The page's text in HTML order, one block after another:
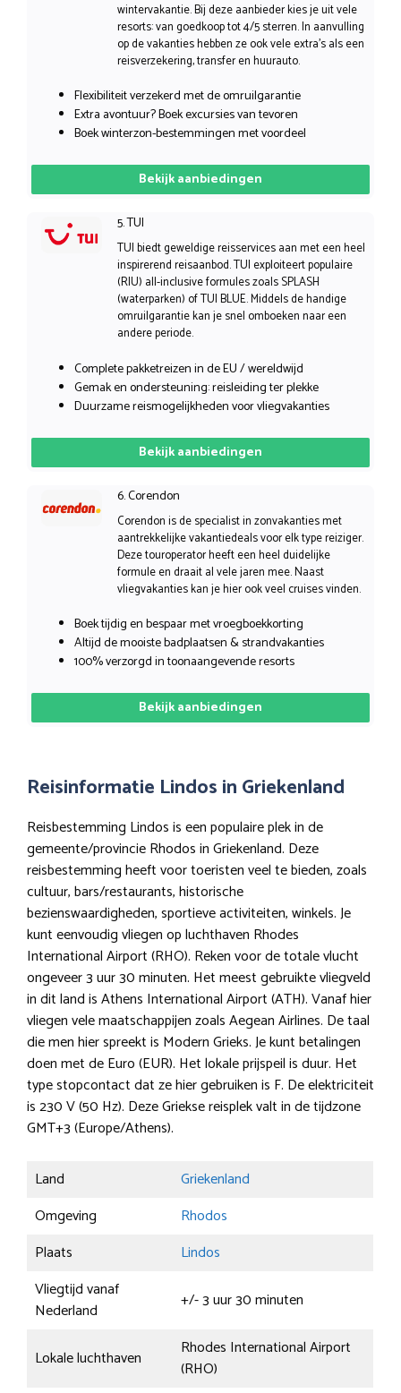
wintervakantie. Bij deze aanbieder kies je uit vele
resorts: van goedkoop tot 4/5 sterren. In aanvulling
op de vakanties hebben ze ook vele extra’s als een
reisverzekering, transfer en huurauto.
Flexibiliteit verzekerd met de omruilgarantie
Extra avontuur? Boek excursies van tevoren
Boek winterzon-bestemmingen met voordeel
Bekijk aanbiedingen
5. TUI
TUI biedt geweldige reisservices aan met een heel
inspirerend reisaanbod. TUI exploiteert populaire
(RIU) all-inclusive formules zoals SPLASH
(waterparken) of TUI BLUE. Middels de handige
omruilgarantie kan je snel omboeken naar een
andere periode.
Complete pakketreizen in de EU / wereldwijd
Gemak en ondersteuning: reisleiding ter plekke
Duurzame reismogelijkheden voor vliegvakanties
Bekijk aanbiedingen
6. Corendon
Corendon is de specialist in zonvakanties met
aantrekkelijke vakantiedeals voor elk type reiziger.
Deze touroperator heeft een heel duidelijke
formule en draait al vele jaren mee. Naast
vliegvakanties kan je hier ook veel cruises vinden.
Boek tijdig en bespaar met vroegboekkorting
Altijd de mooiste badplaatsen & strandvakanties
100% verzorgd in toonaangevende resorts
Bekijk aanbiedingen
Reisinformatie Lindos in Griekenland
Reisbestemming Lindos is een populaire plek in de
gemeente/provincie Rhodos in Griekenland. Deze
reisbestemming heeft voor toeristen veel te bieden, zoals
cultuur, bars/restaurants, historische
bezienswaardigheden, sportieve activiteiten, winkels. Je
kunt eenvoudig vliegen op luchthaven Rhodes
International Airport (RHO). Reken voor de totale vlucht
ongeveer 3 uur 30 minuten. Het meest gebruikte vliegveld
in dit land is Athens International Airport (ATH). Vanaf hier
vliegen vele maatschappijen zoals Aegean Airlines. De taal
die men hier spreekt is Modern Grieks. Je kunt betalingen
doen met de Euro (EUR). Het lokale prijspeil is duur. Het
type stopcontact dat ze hier gebruiken is F. De elektriciteit
is 230 V (50 Hz). Deze Griekse reisplek valt in de tijdzone
GMT+3 (Europe/Athens).
Land
Griekenland
Omgeving
Rhodos
Plaats
Lindos
Vliegtijd vanaf
Nederland
+/- 3 uur 30 minuten
Lokale luchthaven
Rhodes International Airport
(RHO)